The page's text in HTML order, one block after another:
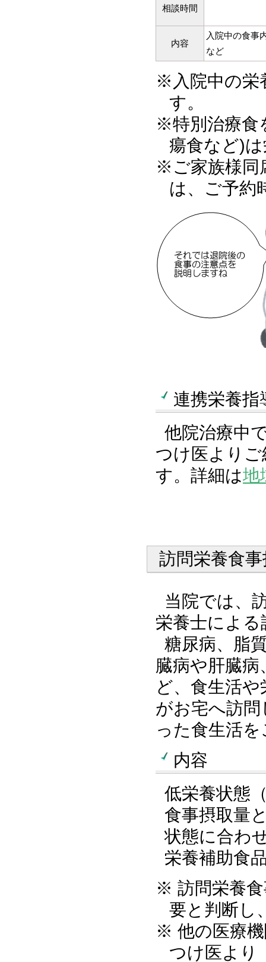
相談時間
内容
入院中の食事
など
※入院中の栄
す。
※特別治療食
瘍食など)
※ご家族様同
は、ご予約
連携栄養指
他院治療中
つけ医より
す。詳細は地
訪問栄養食
当院では、
栄養士によ
糖尿病、脂
臓病や肝臓
ど、食生活
がお宅へ訪
った食生活
内容
低栄養状態
食事摂取量
状態に合わ
栄養補助食
※ 訪問栄養
要と判断し
※ 他の医療
つけ医より